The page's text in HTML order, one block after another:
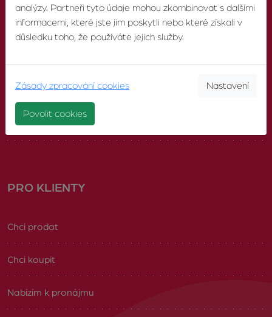
O nás
Náš tým
Volná pracovní místa
PRO KLIENTY
Chci prodat
Chci koupit
Nabízím k pronájmu
analýzy. Partneři tyto údaje mohou zkombinovat s dalšími
informacemi, které jste jim poskytli nebo které získali v
důsledku toho, že používáte jejich služby.
Zásady zpracování cookies Nastavení
Povolit cookies